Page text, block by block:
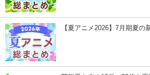
【夏アニメ2026】7月期夏の